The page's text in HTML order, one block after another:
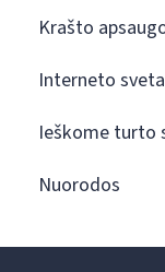
Krašto
Interneto
Ieškome turto
Nuorodos